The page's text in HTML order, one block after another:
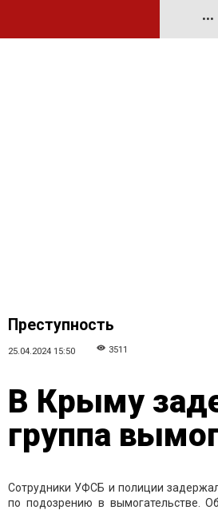
•••
Преступность
25.04.2024 15:50 3511
В Крыму
группа
Сотрудники УФСБ и полиции
по подозрению в вымогательстве.